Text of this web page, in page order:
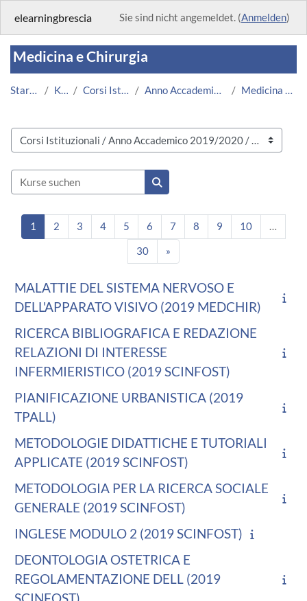
elearningbrescia Sie sind nicht angemeldet. (Anmelden)
Medicina e Chirurgia
Startseite Kurse Corsi Istituzionali Anno Accademico 2019/2020 Medicina e Chirurgia
Kursbereiche
Kurse suchen
Kurse suchen
1 Seite 1
2 Seite 2
3 Seite 3
4Seite 4
5 Seite 5
6 Seite 6
7 Seite 7
8 Seite 8
9 Seite 9
10Seite 10
…
30Seite 30
»Nächste Seite
MALATTIE DEL SISTEMA NERVOSO E
DELL'APPARATO VISIVO (2019 MEDCHIR)
RICERCA BIBLIOGRAFICA E REDAZIONE
RELAZIONI DI INTERESSE
INFERMIERISTICO (2019 SCINFOST)
PIANIFICAZIONE URBANISTICA (2019
TPALL)
METODOLOGIE DIDATTICHE E TUTORIALI
APPLICATE (2019 SCINFOST)
METODOLOGIA PER LA RICERCA SOCIALE
GENERALE (2019 SCINFOST)
INGLESE MODULO 2 (2019 SCINFOST)
DEONTOLOGIA OSTETRICA E
REGOLAMENTAZIONE DELL (2019